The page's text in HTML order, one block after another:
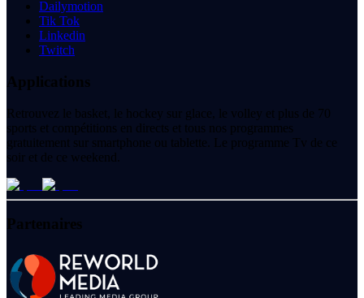
Dailymotion
Tik Tok
Linkedin
Twitch
Applications
Retrouvez le basket, le hockey sur glace, le volley et plus de 70
sports et compétitions en directs et tous nos programmes
gratuitement sur smartphone ou tablette. Le programme Tv de ce
soir et de ce weekend.
Partenaires